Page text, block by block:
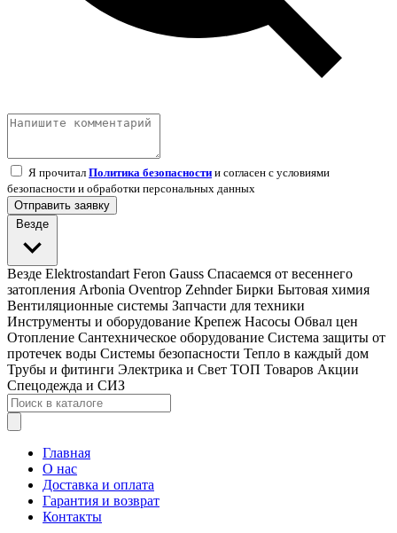
Я прочитал Политика безопасности и согласен с условиями
безопасности и обработки персональных данных
Отправить заявку
Везде
Везде Elektrostandart Feron Gauss Спасаемся от весеннего
затопления Arbonia Oventrop Zehnder Бирки Бытовая химия
Вентиляционные системы Запчасти для техники
Инструменты и оборудование Крепеж Насосы Обвал цен
Отопление Сантехническое оборудование Система защиты от
протечек воды Системы безопасности Тепло в каждый дом
Трубы и фитинги Электрика и Свет ТОП Товаров Акции
Спецодежда и СИЗ
Главная
О нас
Доставка и оплата
Гарантия и возврат
Контакты